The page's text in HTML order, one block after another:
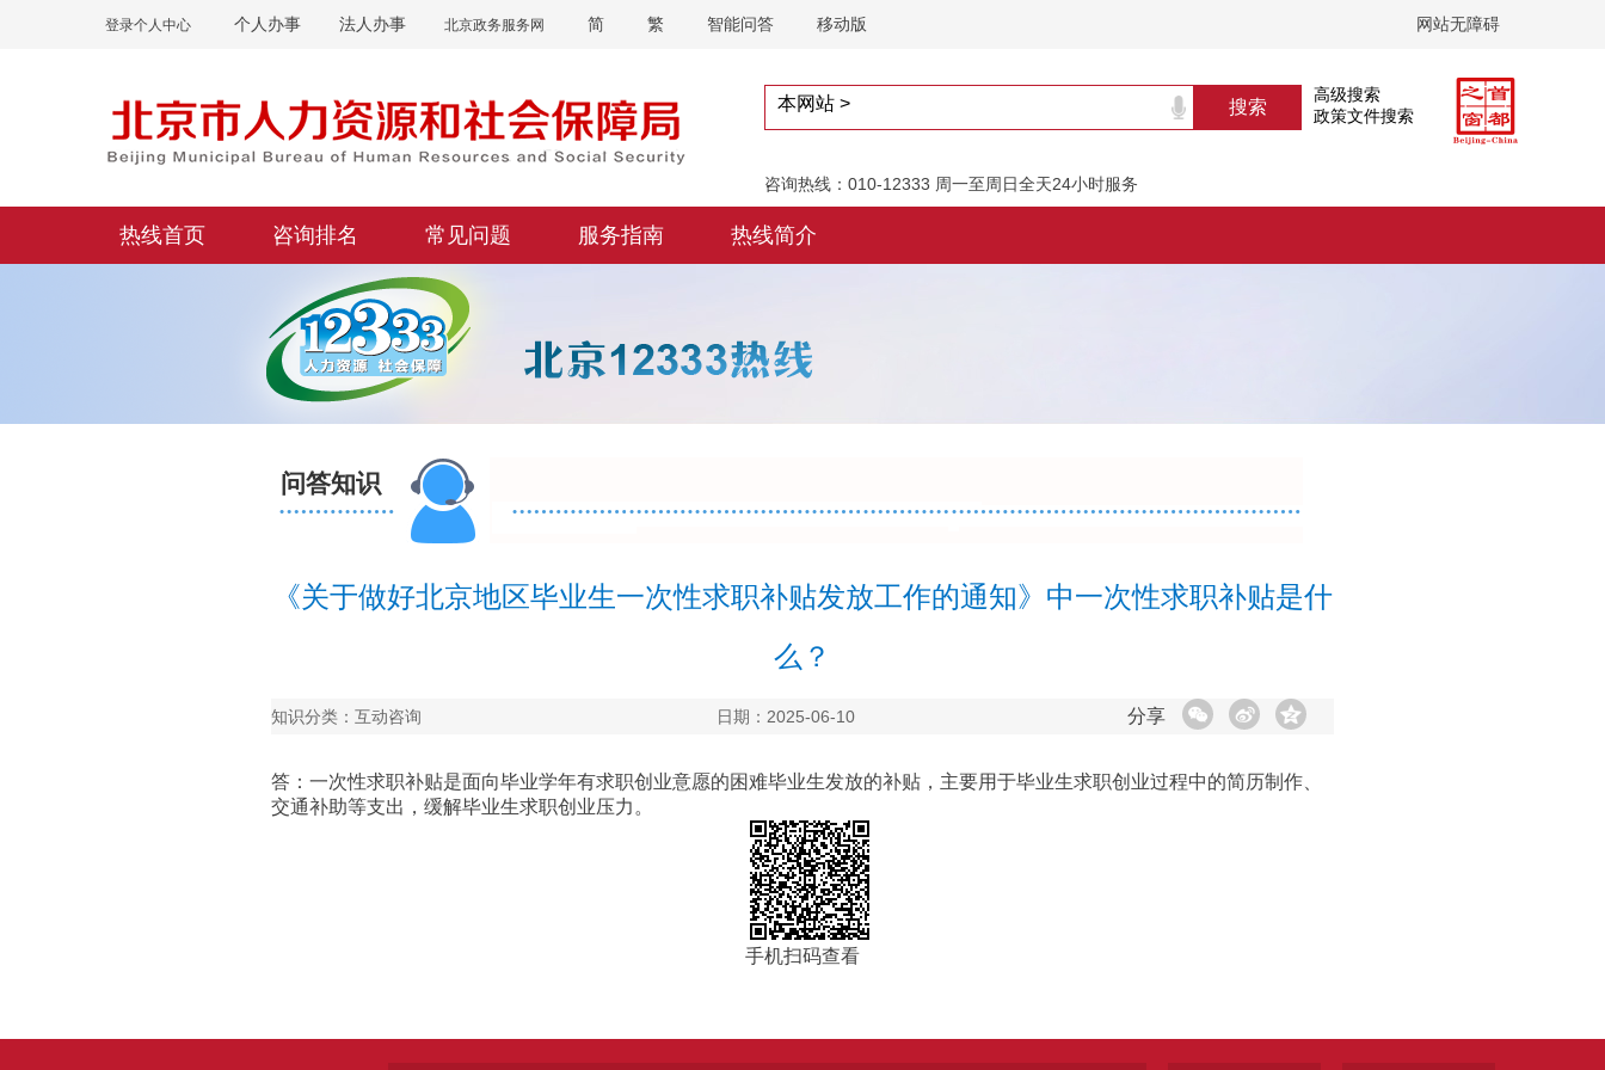
登录个人中心 个人办事 法人办事 北京政务服务网 简 繁 网站无障碍
智能问答 移动版
高级搜索
政策文件搜索
咨询热线：010-12333 周一至周日全天24小时服务
热线首页 咨询排名 常见问题 服务指南 热线简介
问答知识
库
《关于做好北京地区毕业生一次性求职补贴发放工作的通知》中一次性求职补贴是什
么？
知识分类：互动咨询 日期：2025-06-10 分享
答：一次性求职补贴是面向毕业学年有求职创业意愿的困难毕业生发放的补贴，主要用于毕业生求职创业过程中的简历制作、
交通补助等支出，缓解毕业生求职创业压力。
手机扫码查看